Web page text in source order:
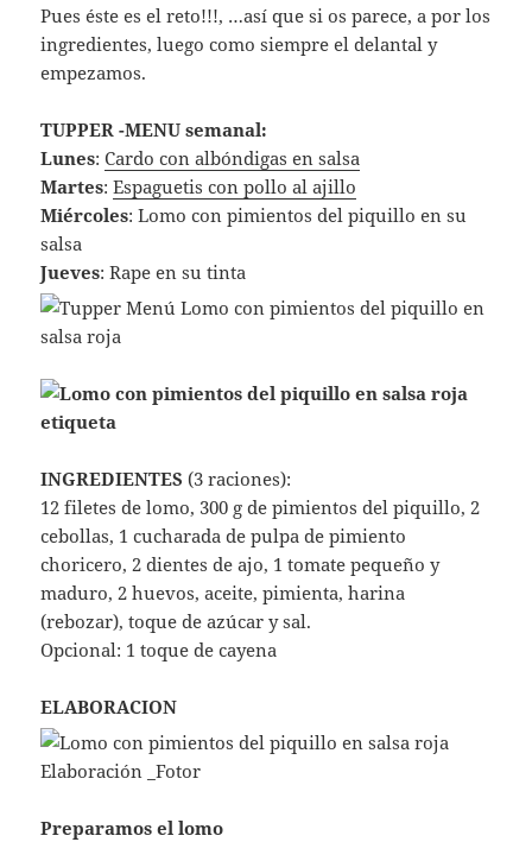
Pues éste es el reto!!!, …así que si os parece, a por los
ingredientes, luego como siempre el delantal y
empezamos.
TUPPER -MENU semanal:
Lunes:Cardo con albóndigas en salsa
Martes:Espaguetis con pollo al ajillo
Miércoles: Lomo con pimientos del piquillo en su
salsa
Jueves: Rape en su tinta
INGREDIENTES (3 raciones):
12 filetes de lomo, 300 g de pimientos del piquillo, 2
cebollas, 1 cucharada de pulpa de pimiento
choricero, 2 dientes de ajo, 1 tomate pequeño y
maduro, 2 huevos, aceite, pimienta, harina
(rebozar), toque de azúcar y sal.
Opcional: 1 toque de cayena
ELABORACION
Preparamos el lomo